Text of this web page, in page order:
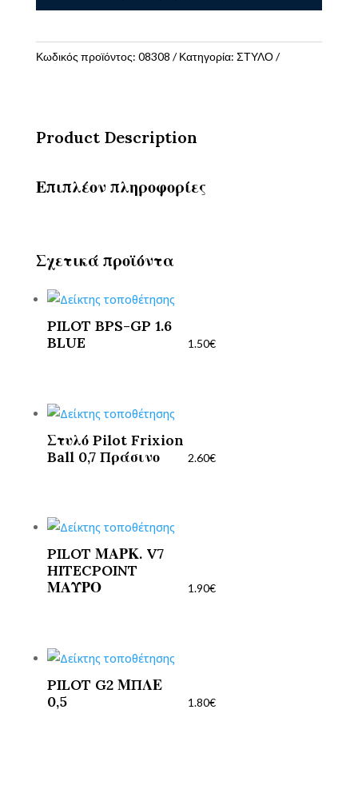
OOPS
Κωδικός προϊόντος: 08308 Κατηγορία: ΣΤΥΛΟ
Product Description
Επιπλέον πληροφορίες
Σχετικά προϊόντα
PILOT BPS-GP 1.6
BLUE
1.50€
Στυλό Pilot Frixion
Ball 0,7 Πράσινο
2.60€
PILOT ΜΑΡΚ. V7
HITECPOINT
ΜΑΥΡΟ
1.90€
PILOT G2 ΜΠΛΕ
0,5
1.80€